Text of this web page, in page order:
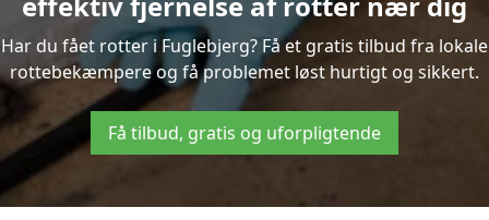
Har du fået rotter i Fuglebjerg? Få et gratis tilbud fra lokale
rottebekæmpere og få problemet løst hurtigt og sikkert.
Få tilbud, gratis og uforpligtende